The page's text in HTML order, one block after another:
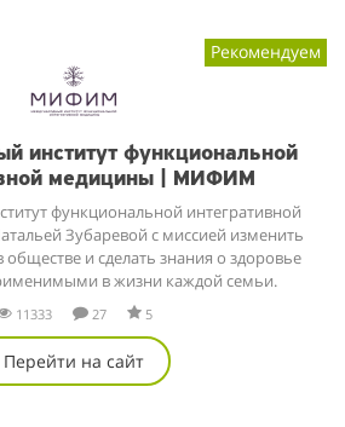
Рекомендуем
институт функциональной
медицины | МИФИМ
функциональной интегративной
Зубаревой с миссией изменить
обществе и сделать знания о здоровье
в жизни каждой семьи.
11333 27 5
Перейти на сайт